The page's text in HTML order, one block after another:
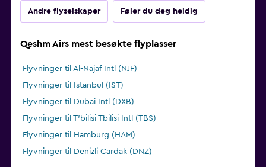
Andre flyselskaper Føler du deg heldig
Qeshm Airs mest besøkte flyplasser
Flyvninger til Al-Najaf Intl (NJF)
Flyvninger til Istanbul (IST)
Flyvninger til Dubai Intl (DXB)
Flyvninger til T'bilisi Tbilisi Intl (TBS)
Flyvninger til Hamburg (HAM)
Flyvninger til Denizli Cardak (DNZ)